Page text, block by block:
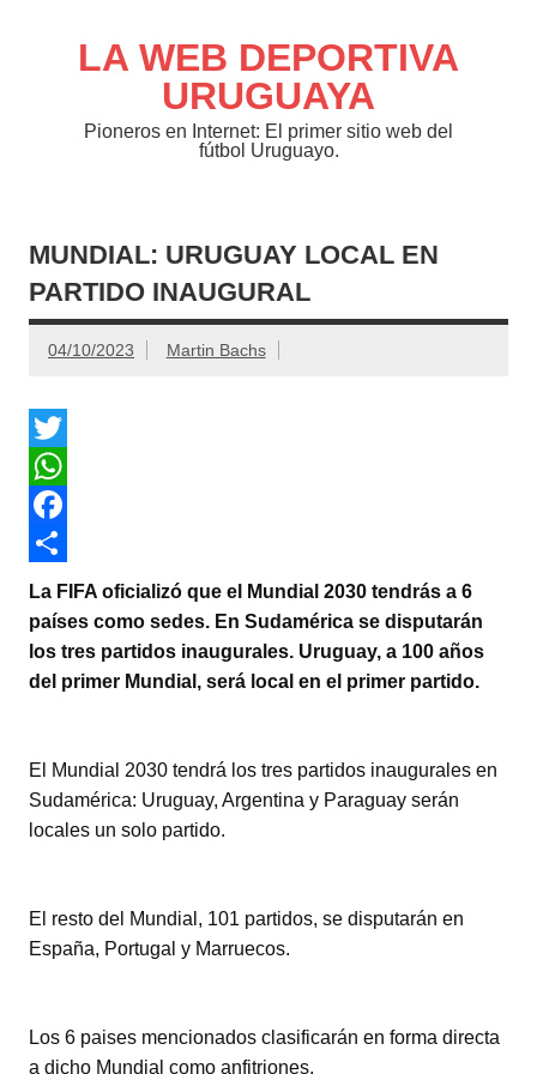
contenidoLA WEB DEPORTIVA
URUGUAYA
Pioneros en Internet: El primer sitio web del
fútbol Uruguayo.
MUNDIAL: URUGUAY LOCAL EN
PARTIDO INAUGURAL
04/10/2023 Martin Bachs
T
w
t
t
e
W
h
a
t
s
p
F
a
c
e
o
k
C
o
m
r
t
La FIFA oficializó que el Mundial 2030 tendrás a 6
países como sedes. En Sudamérica se disputarán
los tres partidos inaugurales. Uruguay, a 100 años
del primer Mundial, será local en el primer partido.
El Mundial 2030 tendrá los tres partidos inaugurales en
Sudamérica: Uruguay, Argentina y Paraguay serán
locales un solo partido.
El resto del Mundial, 101 partidos, se disputarán en
España, Portugal y Marruecos.
Los 6 paises mencionados clasificarán en forma directa
a dicho Mundial como anfitriones.